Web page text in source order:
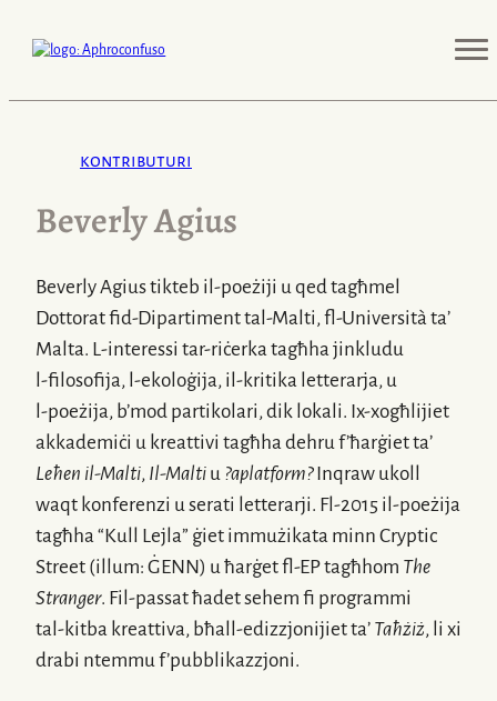
kontributuri
Beverly Agius
Beverly Agius tikteb il-poeżiji u qed tagħmel
Dottoratfid-Dipartimenttal-Malti,fl-Universitàta’
Malta. L-interessi tar-riċerka tagħha jinkludu
l-filosofija, l-ekoloġija, il-kritika letterarja, u
l-poeżija, b’mod partikolari, dik lokali. Ix-xogħlijiet
akkademiċi u kreattivi tagħha dehru f’ħarġiet ta’
Leħen il-Malti, Il-Malti u ?aplatform?Inqraw ukoll
waqt konferenzi u serati letterarji. Fl-2015 il-poeżija
tagħha “Kull Lejla” ġiet immużikata minn Cryptic
Street (illum: ĠENN) u ħarġetfl-EPtagħhom The
Stranger. Fil-passatħadet sehem fi programmi
tal-kitba kreattiva, bħall-edizzjonijiet ta’ Taħżiż, li xi
drabi ntemmu f’pubblikazzjoni.